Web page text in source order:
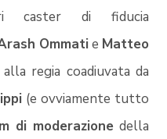
caster di fiducia
Ommatie Matteo
alla regia coadiuvata da
(e ovviamente tutto
di moderazionedella